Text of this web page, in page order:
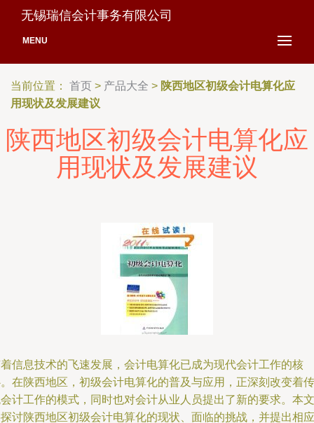
无锡瑞信会计事务有限公司
MENU
当前位置： 首页 > 产品大全 > 陕西地区初级会计电算化应
用现状及发展建议
陕西地区初级会计电算化应
用现状及发展建议
信息技术的飞速发展，会计电算化已成为现代会计工作的核
在陕西地区，初级会计电算化的普及与应用，正深刻改变着传
计工作的模式，同时也对会计从业人员提出了新的要求。本文
讨陕西地区初级会计电算化的现状、面临的挑战，并提出相应